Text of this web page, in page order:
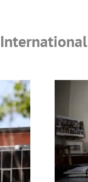
International